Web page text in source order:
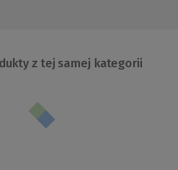
z tej samej kategorii